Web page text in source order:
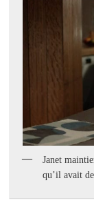
Janet
qu’il avait